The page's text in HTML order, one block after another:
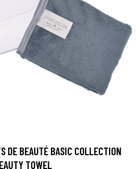
DE BEAUTÉ BASIC COLLECTION
TOWEL